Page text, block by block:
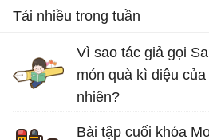
Tải nhiều trong tuần
Vì sao tác giả gọi
món quà kì diệu của
nhiên?
Bài tập cuối khóa